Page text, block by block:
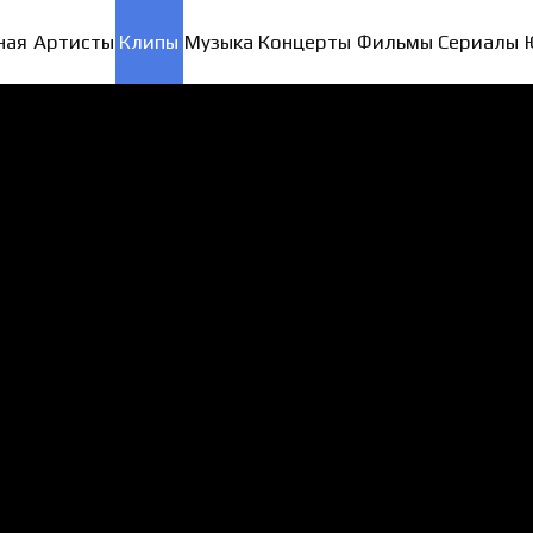
Артисты Клипы Музыка Концерты Фильмы Сериалы